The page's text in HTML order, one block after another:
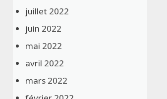
juillet 2022
juin 2022
mai 2022
avril 2022
mars 2022